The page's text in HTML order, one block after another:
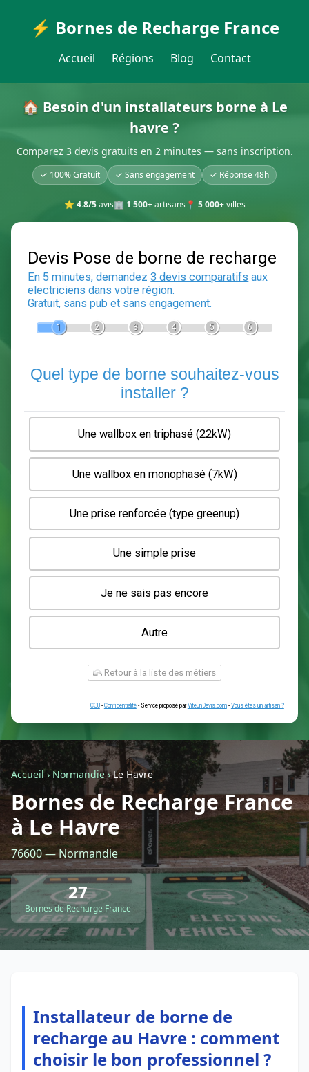
⚡ Bornes de Recharge France
Accueil Régions Blog Contact
🏠 Besoin d'un installateurs borne à Le
havre ?
Comparez 3 devis gratuits en 2 minutes — sans inscription.
✓ 100% Gratuit ✓ Sans engagement ✓ Réponse 48h
⭐ 4.8/5avis🏢 1 500+artisans 📍 5 000+villes
Devis Pose de borne de
En 5 minutes, demandez3 devis comparatifs
Gratuit, sans pub et sans engagement.
2 3 6
Quel type de borne souhaitez-
installer ?
Une wallbox en triphasé (22kW)
Une wallbox en monophasé (7kW)
Une prise renforcée (type greenup)
Une simple prise
Je ne sais pas encore
Autre
Retour à la liste des métiers
CGU-Confidentialité- Service proposé parViteUnDevis.com-Vous
Accueil› Normandie›Le Havre
Bornes de Recharge France
à Le Havre
76600 — Normandie
27
Bornes de Recharge France
Installateur de borne de
recharge au Havre : comment
choisir le bon professionnel ?